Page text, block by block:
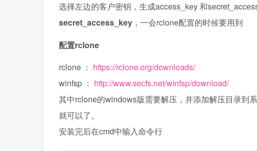
选择左边的客户密钥，生成access_key 和
secret_access_key ，一会rclone配置的时候要用到
配置rclone
rclone ： https://rclone.org/downloads/
winfsp ： http://www.secfs.net/winfsp/download/
其中rclone的windows版需要解压，并添加解压目录到
就可以了。
安装完后在cmd中输入命令行